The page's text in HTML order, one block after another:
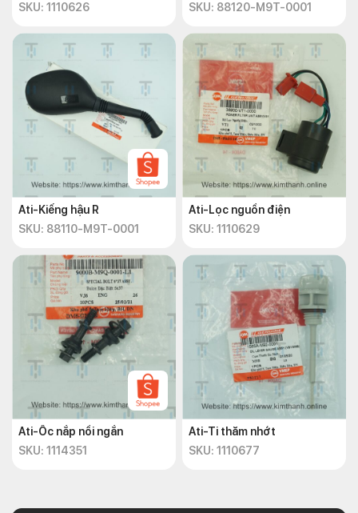
SKU: 1110626
SKU: 88120-M9T-0001
Ati-Kiếng hậu R
SKU: 88110-M9T-0001
Ati-Lọc nguồn điện
SKU: 1110629
Ati-Ốc nắp nồi ngắn
SKU: 1114351
Ati-Ti thăm nhớt
SKU: 1110677